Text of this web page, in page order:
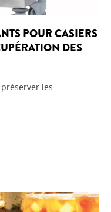
POUR CASIERS
DES
les